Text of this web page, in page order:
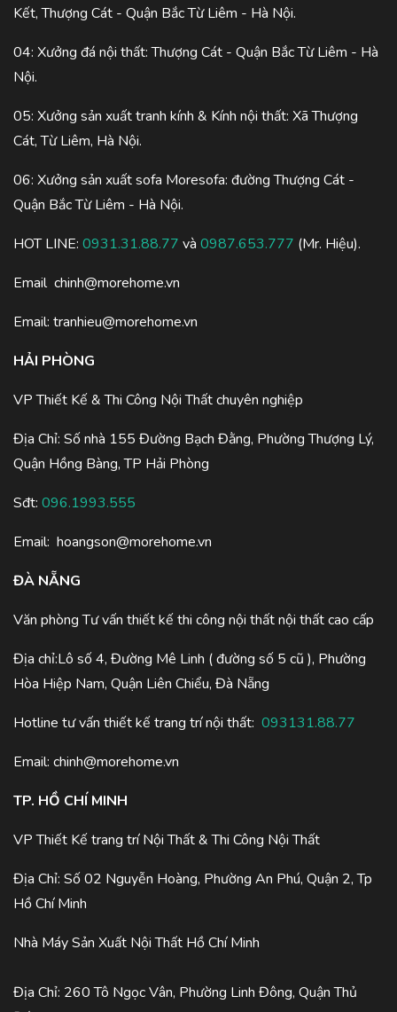
Kết, Thượng Cát - Quận Bắc Từ Liêm - Hà Nội.
04: Xưởng đá nội thất: Thượng Cát - Quận Bắc Từ Liêm - Hà
Nội.
05: Xưởng sản xuất tranh kính & Kính nội thất: Xã Thượng
Cát, Từ Liêm, Hà Nội.
06: Xưởng sản xuất sofa Moresofa: đường Thượng Cát -
Quận Bắc Từ Liêm - Hà Nội.
HOT LINE: 0931.31.88.77 và 0987.653.777 (Mr. Hiệu).
Email chinh@morehome.vn
Email: tranhieu@morehome.vn
HẢI PHÒNG
VP Thiết Kế & Thi Công Nội Thất chuyên nghiệp
Địa Chỉ: Số nhà 155 Đường Bạch Đằng, Phường Thượng Lý,
Quận Hồng Bàng, TP Hải Phòng
Sđt: 096.1993.555
Email: hoangson@morehome.vn
ĐÀ NẴNG
Văn phòng Tư vấn thiết kế thi công nội thất nội thất cao cấp
Địa chỉ:Lô số 4, Đường Mê Linh ( đường số 5 cũ ), Phường
Hòa Hiệp Nam, Quận Liên Chiểu, Đà Nẵng
Hotline tư vấn thiết kế trang trí nội thất: 093131.88.77
Email: chinh@morehome.vn
TP. HỒ CHÍ MINH
VP Thiết Kế trang trí Nội Thất & Thi Công Nội Thất
Địa Chỉ: Số 02 Nguyễn Hoàng, Phường An Phú, Quận 2, Tp
Hồ Chí Minh
Nhà Máy Sản Xuất Nội Thất Hồ Chí Minh
Địa Chỉ: 260 Tô Ngọc Vân, Phường Linh Đông, Quận Thủ